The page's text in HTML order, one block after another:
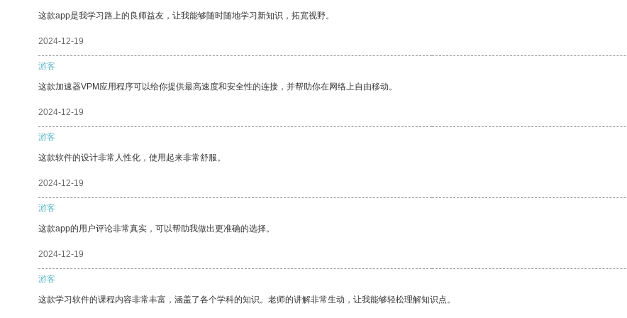
这款app是我学习路上的良师益友，让我能够随时随地学习新知识，拓宽视野。
2024-12-19
游客
这款加速器VPM应用程序可以给你提供最高速度和安全性的连接，并帮助你在网络上自由移动。
2024-12-19
游客
这款软件的设计非常人性化，使用起来非常舒服。
2024-12-19
游客
这款app的用户评论非常真实，可以帮助我做出更准确的选择。
2024-12-19
游客
这款学习软件的课程内容非常丰富，涵盖了各个学科的知识。老师的讲解非常生动，让我能够轻松理解知识点。